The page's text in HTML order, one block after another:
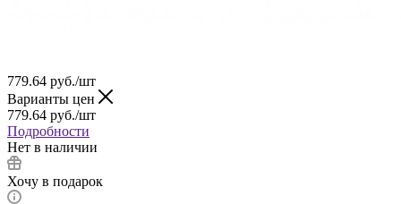
779.64 руб./шт
Варианты цен
779.64 руб./шт
Подробности
Нет в наличии
Хочу в подарок